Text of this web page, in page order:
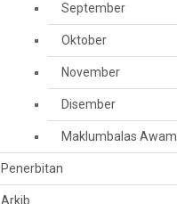
September
Oktober
November
Disember
Maklumbalas Awam
Penerbitan
Arkib